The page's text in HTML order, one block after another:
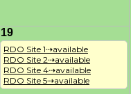
19
RDO Site 1⇢available
RDO Site 2⇢available
RDO Site 4⇢available
RDO Site 5⇢available